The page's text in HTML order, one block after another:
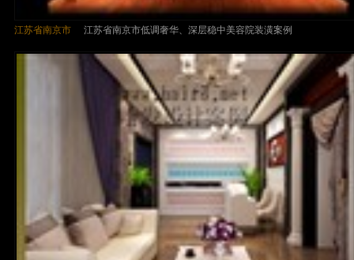
江苏省南京市 江苏省南京市低调奢华、深层稳中美容院装潢案例